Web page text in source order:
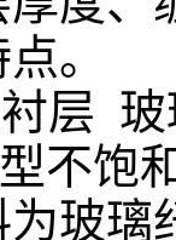
。
层
不饱
玻